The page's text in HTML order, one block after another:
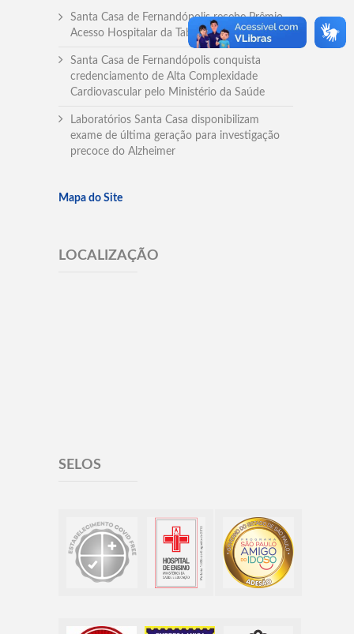
Santa Casa de Fernandópolis recebe Prêmio
Acesso Hospitalar da Tabela SUS Paulista
Santa Casa de Fernandópolis conquista
credenciamento de Alta Complexidade
Cardiovascular pelo Ministério da Saúde
Laboratórios Santa Casa disponibilizam
exame de última geração para investigação
precoce do Alzheimer
Mapa do Site
LOCALIZAÇÃO
SELOS